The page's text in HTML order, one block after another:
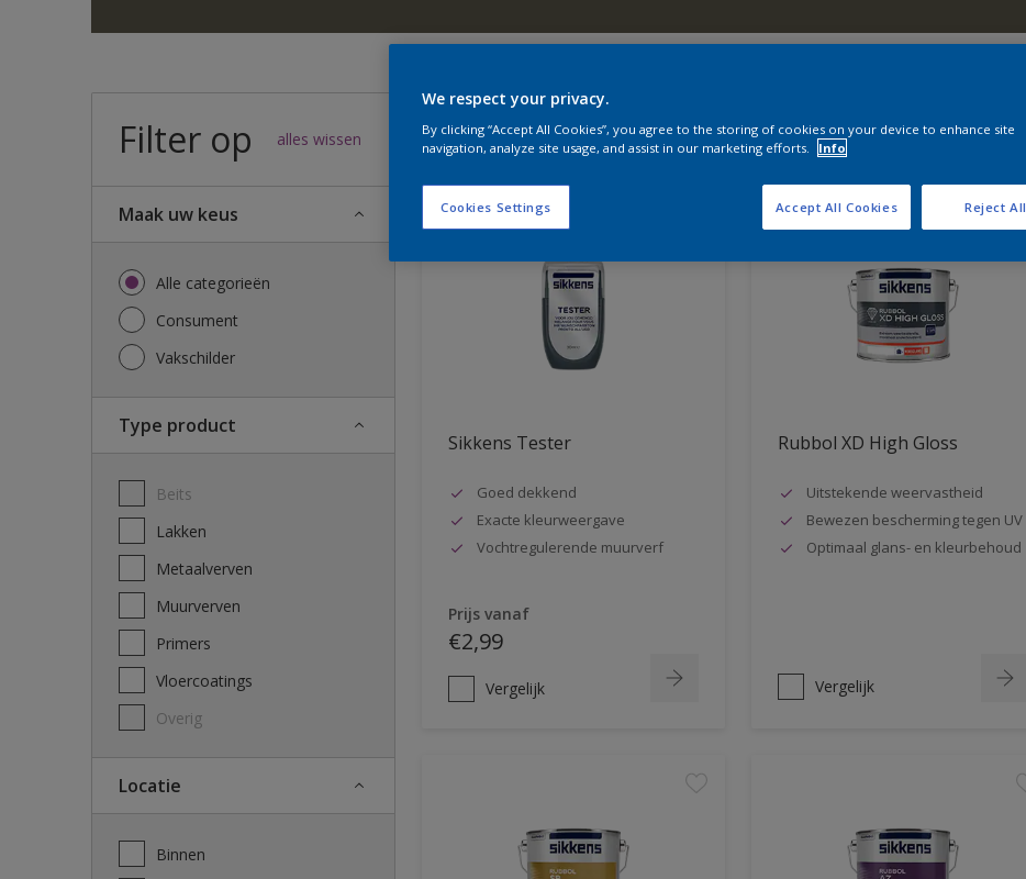
Filter op alles wissen
Maak uw keus
Alle categorieën
Consument
Vakschilder
Type product
Beits
Lakken
Metaalverven
Muurverven
Primers
Vloercoatings
Overig
Locatie
Binnen
47resultaten voor jou
Sikkens Tester
Goed dekkend
Exacte kleurweergave
Vochtregulerende muurverf
Prijs vanaf
€2,99
Vergelijk
Rubbol XD High Gloss
Uitstekende weervastheid
Bewezen bescherming tegen UV
Optimaal glans- en kleurbehoud
Vergelijk
We respect your privacy.
By clicking “Accept All Cookies”, you agree to the storing of cookies on your device to enhance site
navigation, analyze site usage, and assist in our marketing efforts.
Info
Cookies Settings Reject All
Accept All Cookies